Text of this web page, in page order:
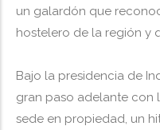
un galardón que
hostelero de la región y
Bajo la presidencia de
gran paso adelante con
sede en propiedad, un